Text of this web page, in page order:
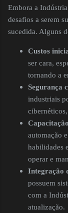
Embora a
desafios a serem
sucedida. Alguns
Custos
ser cara,
tornando a
Segurança
industriais
automação
habilidades
operar e
Integração
possuem
com a
atualização.